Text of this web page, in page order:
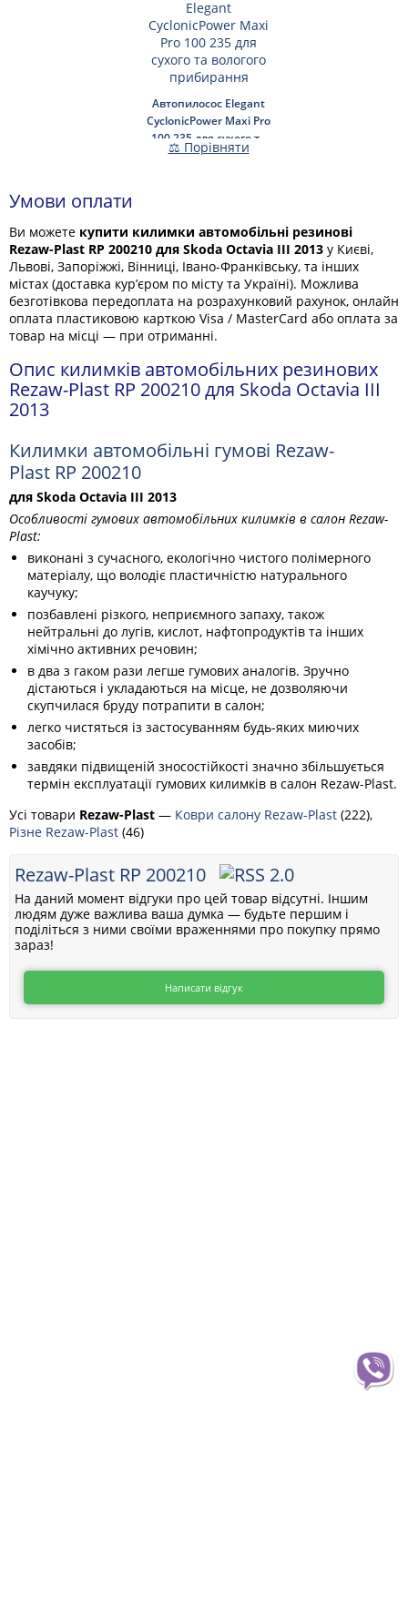
Автопилосос Elegant
CyclonicPower Maxi Pro
100 235 для сухого та
вологого прибирання
⚖ Порівняти
Умови оплати
Ви можете купити килимки автомобільні резинові
Rezaw-Plast RP 200210 для Skoda Octavia III 2013 у Києві,
Львові, Запоріжжі, Вінниці, Івано-Франківську, та інших
містах (доставка кур’єром по місту та Україні). Можлива
безготівкова передоплата на розрахунковий рахунок, онлайн
оплата пластиковою карткою Visa / MasterCard або оплата за
товар на місці — при отриманні.
Опис килимків автомобільних резинових
Rezaw-Plast RP 200210 для Skoda Octavia III
2013
Килимки автомобільні гумові Rezaw-
Plast RP 200210
для Skoda Octavia III 2013
Особливості гумових автомобільних килимків в салон Rezaw-
Plast:
виконані з сучасного, екологічно чистого полімерного
матеріалу, що володіє пластичністю натурального
каучуку;
позбавлені різкого, неприємного запаху, також
нейтральні до лугів, кислот, нафтопродуктів та інших
хімічно активних речовин;
в два з гаком рази легше гумових аналогів. Зручно
дістаються і укладаються на місце, не дозволяючи
скупчилася бруду потрапити в салон;
легко чистяться із застосуванням будь-яких миючих
засобів;
завдяки підвищеній зносостійкості значно збільшується
термін експлуатації гумових килимків в салон Rezaw-Plast.
Усі товари Rezaw-Plast — Коври салону Rezaw-Plast (222),
Різне Rezaw-Plast (46)
Rezaw-Plast RP 200210
На даний момент відгуки про цей товар відсутні. Іншим
людям дуже важлива ваша думка — будьте першим і
поділіться з ними своїми враженнями про покупку прямо
зараз!
Написати відгук